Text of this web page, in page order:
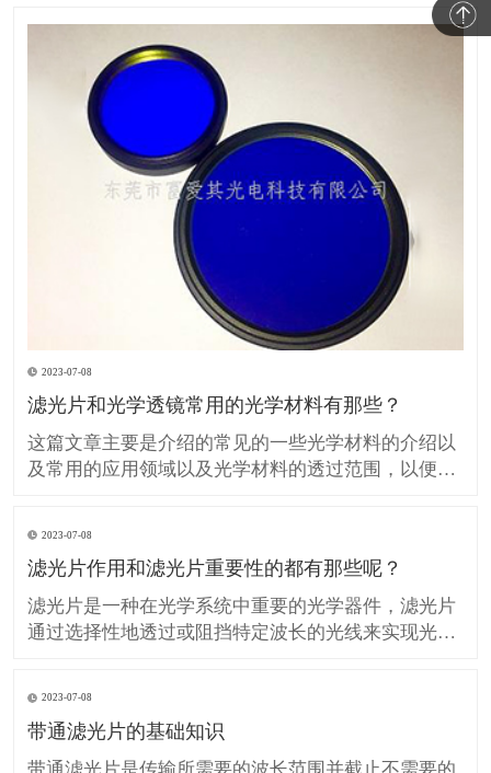
2023-07-08
滤光片和光学透镜常用的光学材料有那些？
这篇文章主要是介绍的常见的一些光学材料的介绍以
及常用的应用领域以及光学材料的透过范围，以便在
膨胀系数较大，不推荐用于温度敏感的领域应用，在
可见光
2023-07-08
滤光片作用和滤光片重要性的都有那些呢？
滤光片是一种在光学系统中重要的光学器件，滤光片
通过选择性地透过或阻挡特定波长的光线来实现光的
片对光的控制和调节： 滤光片可以选择性地透过或阻
挡特
2023-07-08
带通滤光片的基础知识